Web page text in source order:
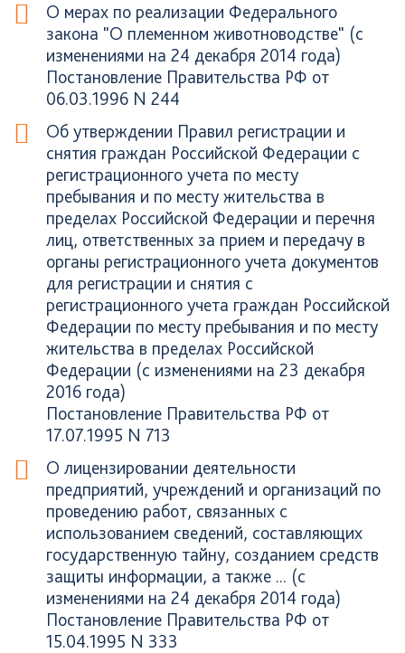
О мерах по реализации Федерального
закона "О племенном животноводстве" (с
изменениями на 24 декабря 2014 года)
Постановление Правительства РФ от
06.03.1996 N 244
Об утверждении Правил регистрации и
снятия граждан Российской Федерации с
регистрационного учета по месту
пребывания и по месту жительства в
пределах Российской Федерации и перечня
лиц, ответственных за прием и передачу в
органы регистрационного учета документов
для регистрации и снятия с
регистрационного учета граждан Российской
Федерации по месту пребывания и по месту
жительства в пределах Российской
Федерации (с изменениями на 23 декабря
2016 года)
Постановление Правительства РФ от
17.07.1995 N 713
О лицензировании деятельности
предприятий, учреждений и организаций по
проведению работ, связанных с
использованием сведений, составляющих
государственную тайну, созданием средств
защиты информации, а также ... (с
изменениями на 24 декабря 2014 года)
Постановление Правительства РФ от
15.04.1995 N 333